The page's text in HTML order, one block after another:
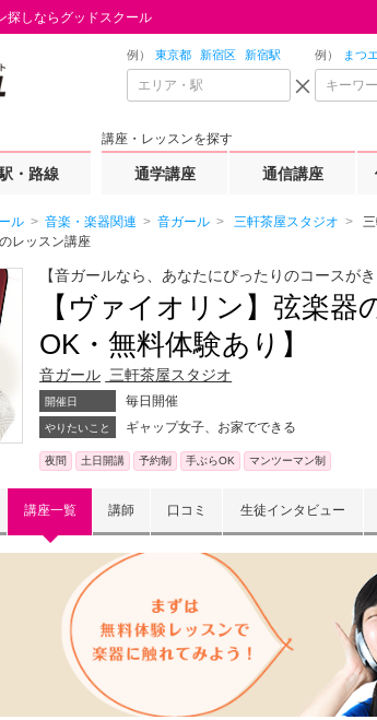
探しならグッドスクール
例） 東京都 新宿区 新宿駅 例） まつ
・路線
講座・レッスンを探す
通学講座 通信講座
ル 音楽・楽器関連 音ガール 三軒茶屋スタジオ
レッスン講座
【音ガールなら、あなたにぴったりのコースが
【ヴァイオリン】弦楽
OK・無料体験あり】
音ガール 三軒茶屋スタジオ
開催日 毎日開催
やりたいこと ギャップ女子、お家でできる
夜間 土日開講 予約制 手ぶらOK マンツーマン制
講座一覧 講師 口コミ 生徒インタビュー